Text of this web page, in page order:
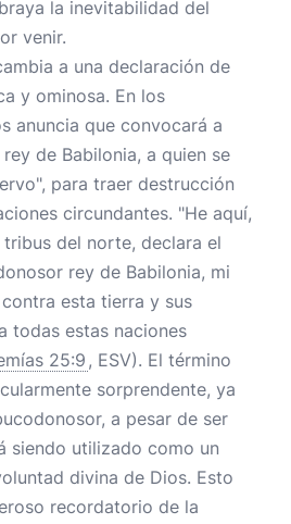
la inevitabilidad del
venir.
a una declaración de
y ominosa. En los
anuncia que convocará a
de Babilonia, a quien se
para traer destrucción
circundantes. "He aquí,
del norte, declara el
rey de Babilonia, mi
esta tierra y sus
todas estas naciones
25:9 , ESV). El término
sorprendente, ya
a pesar de ser
siendo utilizado como un
divina de Dios. Esto
recordatorio de la